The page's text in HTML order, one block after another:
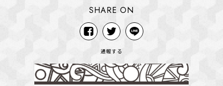
SHARE ON
通報する